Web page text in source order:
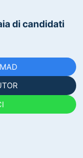
di candidati